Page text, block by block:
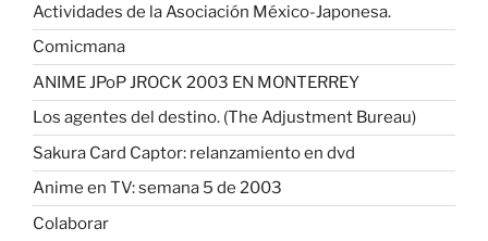
Actividades de la Asociación México-Japonesa.
Comicmana
ANIME JPoP JROCK 2003 EN MONTERREY
Los agentes del destino. (The Adjustment Bureau)
Sakura Card Captor: relanzamiento en dvd
Anime en TV: semana 5 de 2003
Colaborar